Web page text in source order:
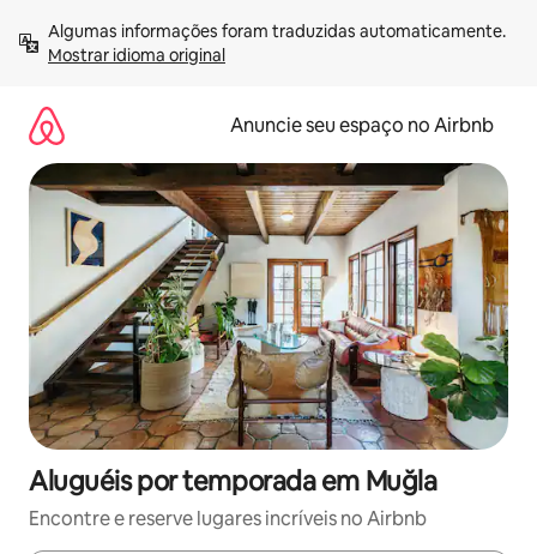
para
Mostrar idioma original
Anuncie seu espaço no Airbnb
Aluguéis por temporada em Muğla
Encontre e reserve lugares incríveis no Airbnb